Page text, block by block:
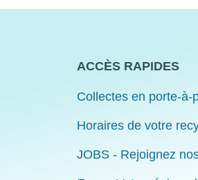
ACCÈS RAPIDES
Collectes en porte-à-
Horaires de votre
JOBS - Rejoignez